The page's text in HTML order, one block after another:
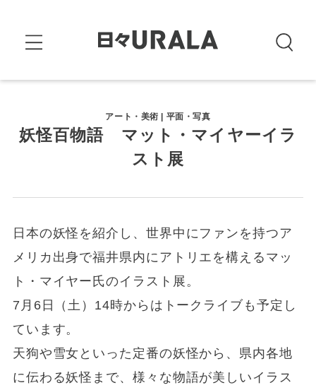
アート・美術 | 平面・写真
妖怪百物語 マット・マイヤーイラ
スト展
日本の妖怪を紹介し、世界中にファンを持つア
メリカ出身で福井県内にアトリエを構えるマッ
ト・マイヤー氏のイラスト展。
7月6日（土）14時からはトークライブも予定し
ています。
天狗や雪女といった定番の妖怪から、県内各地
に伝わる妖怪まで、様々な物語が美しいイラス